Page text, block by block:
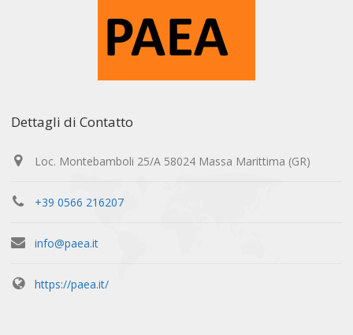
Dettagli di Contatto
Loc. Montebamboli 25/A 58024 Massa Marittima (GR)
+39 0566 216207
info@paea.it
https://paea.it/